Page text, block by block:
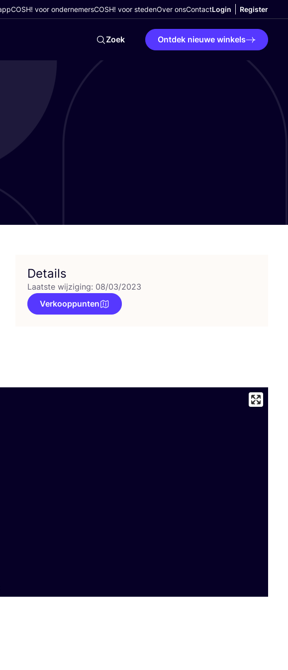
COSH! voor ondernemersCOSH! voor stedenOver onsContactLogin Register
Zoek Ontdek nieuwe winkels
Details
Laatste wijziging: 08/03/2023
Verkooppunten